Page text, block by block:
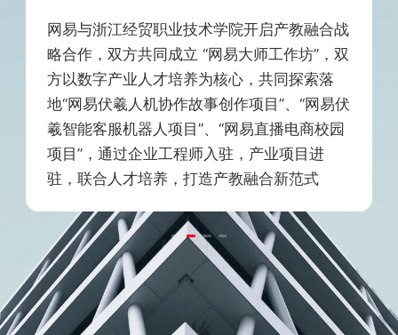
网易与浙江经贸职业技术学院开启产教融合战
略合作，双方共同成立 “网易大师工作坊”，双
方以数字产业人才培养为核心，共同探索落
地“网易伏羲人机协作故事创作项目”、“网易伏
羲智能客服机器人项目”、“网易直播电商校园
项目”，通过企业工程师入驻，产业项目进
驻，联合人才培养，打造产教融合新范式